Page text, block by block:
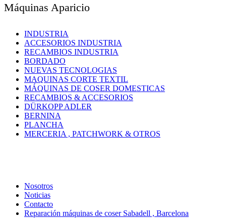
Máquinas Aparicio
INDUSTRIA
ACCESORIOS INDUSTRIA
RECAMBIOS INDUSTRIA
BORDADO
NUEVAS TECNOLOGIAS
MAQUINAS CORTE TEXTIL
MÁQUINAS DE COSER DOMESTICAS
RECAMBIOS & ACCESORIOS
DÜRKOPP ADLER
BERNINA
PLANCHA
MERCERIA , PATCHWORK & OTROS
Nosotros
Noticias
Contacto
Reparación máquinas de coser Sabadell , Barcelona